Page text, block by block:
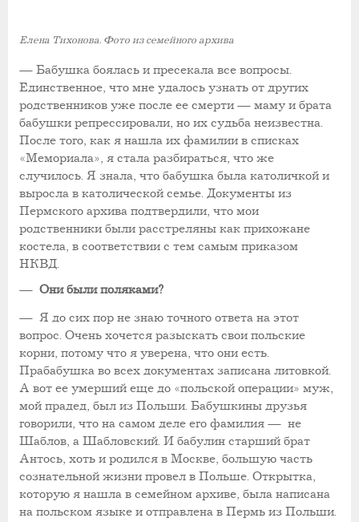
Елена Тихонова. Фото из семейного архива
— Бабушка боялась и пресекала все вопросы.
Единственное, что мне удалось узнать от других
родственников уже после ее смерти — маму и брата
бабушки репрессировали, но их судьба неизвестна.
После того, как я нашла их фамилии в списках
«Мемориала», я стала разбираться, что же
случилось. Я знала, что бабушка была католичкой и
выросла в католической семье. Документы из
Пермского архива подтвердили, что мои
родственники были расстреляны как прихожане
костела, в соответствии с тем самым приказом
НКВД.
— Они были поляками?
— Я до сих пор не знаю точного ответа на этот
вопрос. Очень хочется разыскать свои польские
корни, потому что я уверена, что они есть.
Прабабушка во всех документах записана литовкой.
А вот ее умерший еще до «польской операции» муж,
мой прадед, был из Польши. Бабушкины друзья
говорили, что на самом деле его фамилия — не
Шаблов, а Шабловский. И бабулин старший брат
Антось, хоть и родился в Москве, большую часть
сознательной жизни провел в Польше. Открытка,
которую я нашла в семейном архиве, была написана
на польском языке и отправлена в Пермь из Польши.